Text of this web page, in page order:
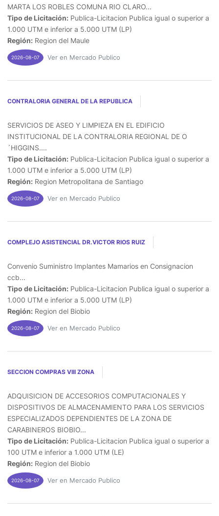
MARTA LOS ROBLES COMUNA RIO CLARO...
Tipo de Licitación: Publica-Licitacion Publica igual o superior a
1.000 UTM e inferior a 5.000 UTM (LP)
Región: Region del Maule
2026-08-07 Ver en Mercado Publico
CONTRALORIA GENERAL DE LA REPUBLICA
SERVICIOS DE ASEO Y LIMPIEZA EN EL EDIFICIO
INSTITUCIONAL DE LA CONTRALORIA REGIONAL DE O
´HIGGINS....
Tipo de Licitación: Publica-Licitacion Publica igual o superior a
1.000 UTM e inferior a 5.000 UTM (LP)
Región: Region Metropolitana de Santiago
2026-08-07 Ver en Mercado Publico
COMPLEJO ASISTENCIAL DR.VICTOR RIOS RUIZ
Convenio Suministro Implantes Mamarios en Consignacion
ccb...
Tipo de Licitación: Publica-Licitacion Publica igual o superior a
1.000 UTM e inferior a 5.000 UTM (LP)
Región: Region del Biobio
2026-08-07 Ver en Mercado Publico
SECCION COMPRAS VIII ZONA
ADQUISICION DE ACCESORIOS COMPUTACIONALES Y
DISPOSITIVOS DE ALMACENAMIENTO PARA LOS SERVICIOS
ESPECIALIZADOS DEPENDIENTES DE LA ZONA DE
CARABINEROS BIOBIO...
Tipo de Licitación: Publica-Licitacion Publica igual o superior a
100 UTM e inferior a 1.000 UTM (LE)
Región: Region del Biobio
2026-08-07 Ver en Mercado Publico